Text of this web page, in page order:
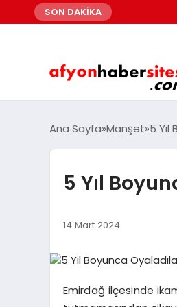
SON DAKİKA
Ana Sayfa Manşet 5 Yıl
5 Yıl
14 Mart 2024
Emirdağ ilçesinde